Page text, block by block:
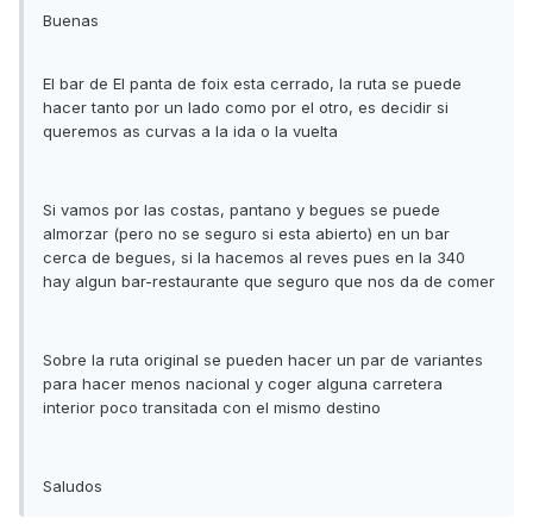
Buenas
El bar de El panta de foix esta cerrado, la ruta se puede
hacer tanto por un lado como por el otro, es decidir si
queremos as curvas a la ida o la vuelta
Si vamos por las costas, pantano y begues se puede
almorzar (pero no se seguro si esta abierto) en un bar
cerca de begues, si la hacemos al reves pues en la 340
hay algun bar-restaurante que seguro que nos da de comer
Sobre la ruta original se pueden hacer un par de variantes
para hacer menos nacional y coger alguna carretera
interior poco transitada con el mismo destino
Saludos